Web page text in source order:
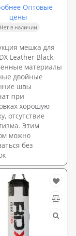
Оптовые
цены
Нет в наличии
мешка для
Leather Black,
материалы
двойные
швы
при
хорошую
отсутствие
Этим
можно
без